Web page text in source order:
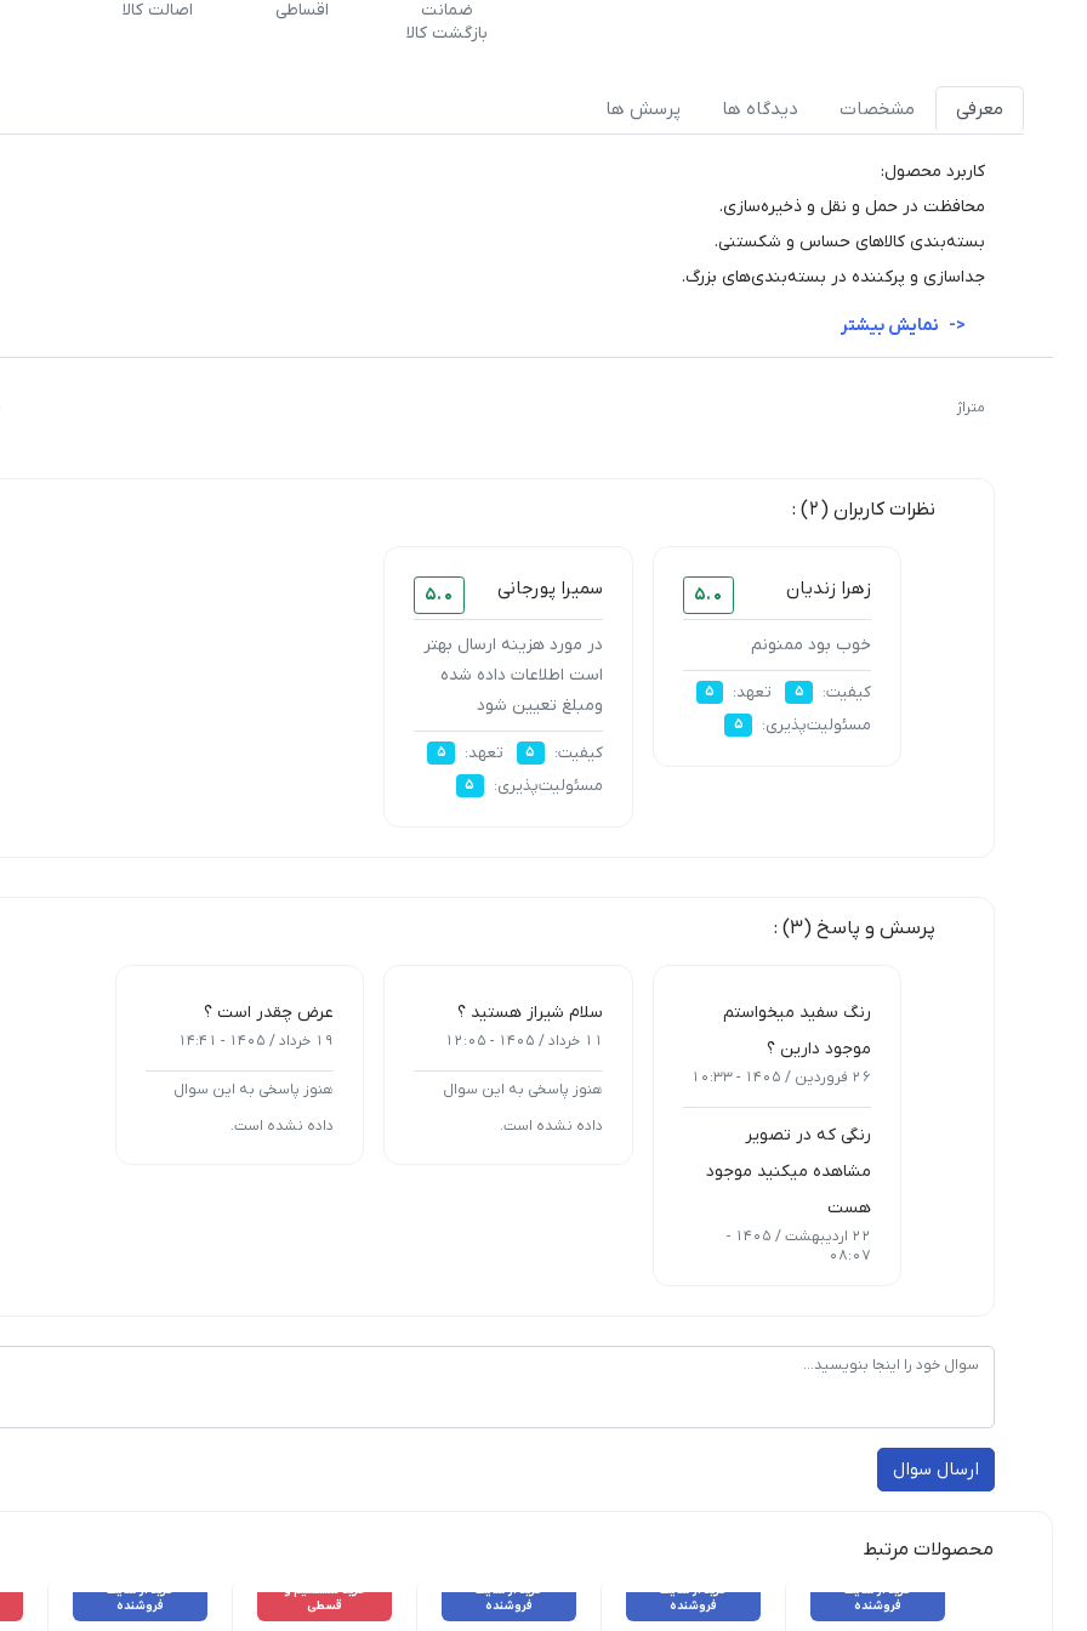
ضمانت
بازگشت کالا
اقساطی اصالت کالا
معرفی مشخصات دیدگاه ها پرسش ها
کاربرد محصول:
محافظت در حمل و نقل و ذخیره‌سازی.
بسته‌بندی کالاهای حساس و شکستنی.
جداسازی و پرکننده در بسته‌بندی‌های بزرگ.
متراژ
نظرات کاربران (2) :
زهرا زندیان 5.0
خوب بود ممنونم
کیفیت: 5 تعهد: 5
مسئولیت‌پذیری: 5
سمیرا پورجانی 5.0
در مورد هزینه ارسال بهتر
است اطلاعات داده شده
ومبلغ تعیین شود
کیفیت: 5 تعهد: 5
مسئولیت‌پذیری: 5
پرسش و پاسخ (3) :
رنگ سفید میخواستم
موجود دارین ؟
26 فروردین / 1405 - 10:33
رنگی که در تصویر
مشاهده میکنید موجود
هست
22 اردیبهشت / 1405 -
08:07
سلام شیراز هستید ؟
11 خرداد / 1405 - 12:05
هنوز پاسخی به این سوال
داده نشده است.
عرض چقدر است ؟
19 خرداد / 1405 - 14:41
هنوز پاسخی به این سوال
داده نشده است.
ارسال سوال
محصولات مرتبط
خرید از سایت
فروشنده
خرید از سایت
فروشنده
خرید از سایت
فروشنده
خرید مستقیم و
قسطی
خرید از سایت
فروشنده